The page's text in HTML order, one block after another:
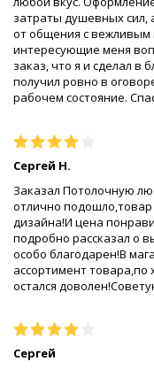
затраты душевных сил,
от общения с вежливым
интересующие меня
заказ, что я и сделал
получил ровно в
рабочем состояние.
Сергей Н.
Заказал Потолочную
отлично
дизайна!И цена
подробно рассказал о
особо благодарен!В
ассортимент
остался
Сергей